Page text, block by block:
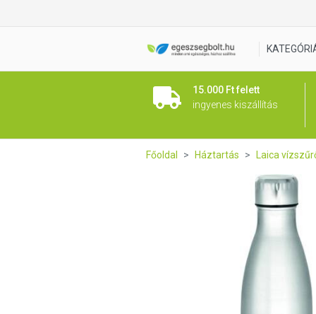
15.000 Ft felett
ingyenes kiszállítás
Főoldal Háztartás Laica